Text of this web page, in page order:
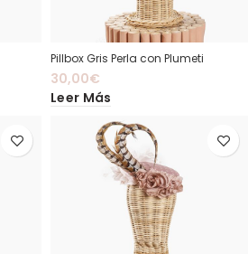
Pillbox Gris Perla con Plumeti
30,00€
Leer Más